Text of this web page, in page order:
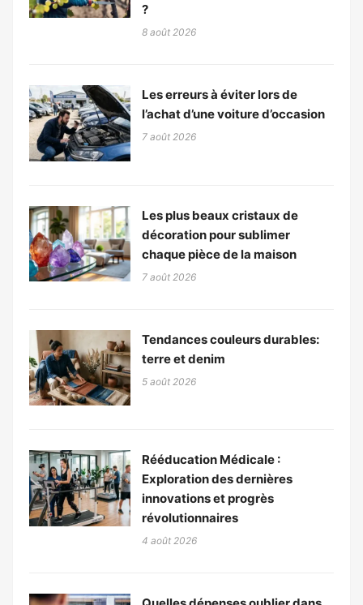
?
8 août 2026
Les erreurs à éviter lors de
l’achat d’une voiture d’occasion
7 août 2026
Les plus beaux cristaux de
décoration pour sublimer
chaque pièce de la maison
7 août 2026
Tendances couleurs durables:
terre et denim
5 août 2026
Rééducation Médicale :
Exploration des dernières
innovations et progrès
révolutionnaires
4 août 2026